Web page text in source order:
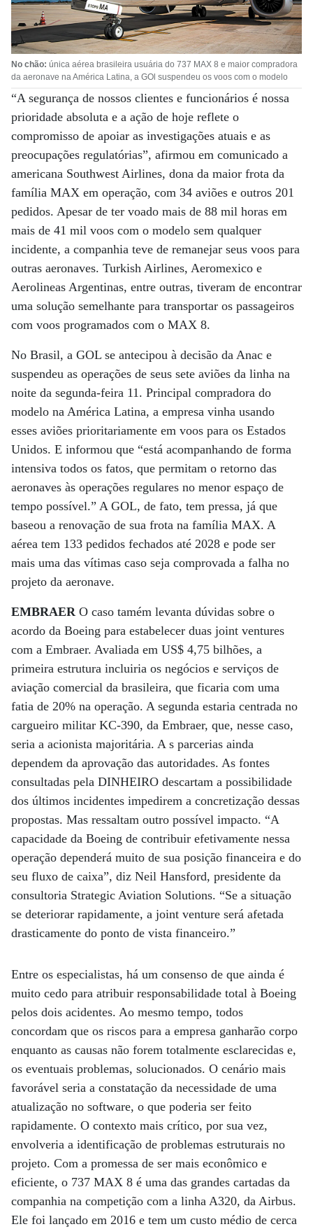
No chão: única aérea brasileira usuária do 737 MAX 8 e maior compradora
da aeronave na América Latina, a GOl suspendeu os voos com o modelo
“A segurança de nossos clientes e funcionários é nossa
prioridade absoluta e a ação de hoje reflete o
compromisso de apoiar as investigações atuais e as
preocupações regulatórias”, afirmou em comunicado a
americana Southwest Airlines, dona da maior frota da
família MAX em operação, com 34 aviões e outros 201
pedidos. Apesar de ter voado mais de 88 mil horas em
mais de 41 mil voos com o modelo sem qualquer
incidente, a companhia teve de remanejar seus voos para
outras aeronaves. Turkish Airlines, Aeromexico e
Aerolineas Argentinas, entre outras, tiveram de encontrar
uma solução semelhante para transportar os passageiros
com voos programados com o MAX 8.
No Brasil, a GOL se antecipou à decisão da Anac e
suspendeu as operações de seus sete aviões da linha na
noite da segunda-feira 11. Principal compradora do
modelo na América Latina, a empresa vinha usando
esses aviões prioritariamente em voos para os Estados
Unidos. E informou que “está acompanhando de forma
intensiva todos os fatos, que permitam o retorno das
aeronaves às operações regulares no menor espaço de
tempo possível.” A GOL, de fato, tem pressa, já que
baseou a renovação de sua frota na família MAX. A
aérea tem 133 pedidos fechados até 2028 e pode ser
mais uma das vítimas caso seja comprovada a falha no
projeto da aeronave.
EMBRAER O caso tamém levanta dúvidas sobre o
acordo da Boeing para estabelecer duas joint ventures
com a Embraer. Avaliada em US$ 4,75 bilhões, a
primeira estrutura incluiria os negócios e serviços de
aviação comercial da brasileira, que ficaria com uma
fatia de 20% na operação. A segunda estaria centrada no
cargueiro militar KC-390, da Embraer, que, nesse caso,
seria a acionista majoritária. A s parcerias ainda
dependem da aprovação das autoridades. As fontes
consultadas pela DINHEIRO descartam a possibilidade
dos últimos incidentes impedirem a concretização dessas
propostas. Mas ressaltam outro possível impacto. “A
capacidade da Boeing de contribuir efetivamente nessa
operação dependerá muito de sua posição financeira e do
seu fluxo de caixa”, diz Neil Hansford, presidente da
consultoria Strategic Aviation Solutions. “Se a situação
se deteriorar rapidamente, a joint venture será afetada
drasticamente do ponto de vista financeiro.”
Entre os especialistas, há um consenso de que ainda é
muito cedo para atribuir responsabilidade total à Boeing
pelos dois acidentes. Ao mesmo tempo, todos
concordam que os riscos para a empresa ganharão corpo
enquanto as causas não forem totalmente esclarecidas e,
os eventuais problemas, solucionados. O cenário mais
favorável seria a constatação da necessidade de uma
atualização no software, o que poderia ser feito
rapidamente. O contexto mais crítico, por sua vez,
envolveria a identificação de problemas estruturais no
projeto. Com a promessa de ser mais econômico e
eficiente, o 737 MAX 8 é uma das grandes cartadas da
companhia na competição com a linha A320, da Airbus.
Ele foi lançado em 2016 e tem um custo médio de cerca